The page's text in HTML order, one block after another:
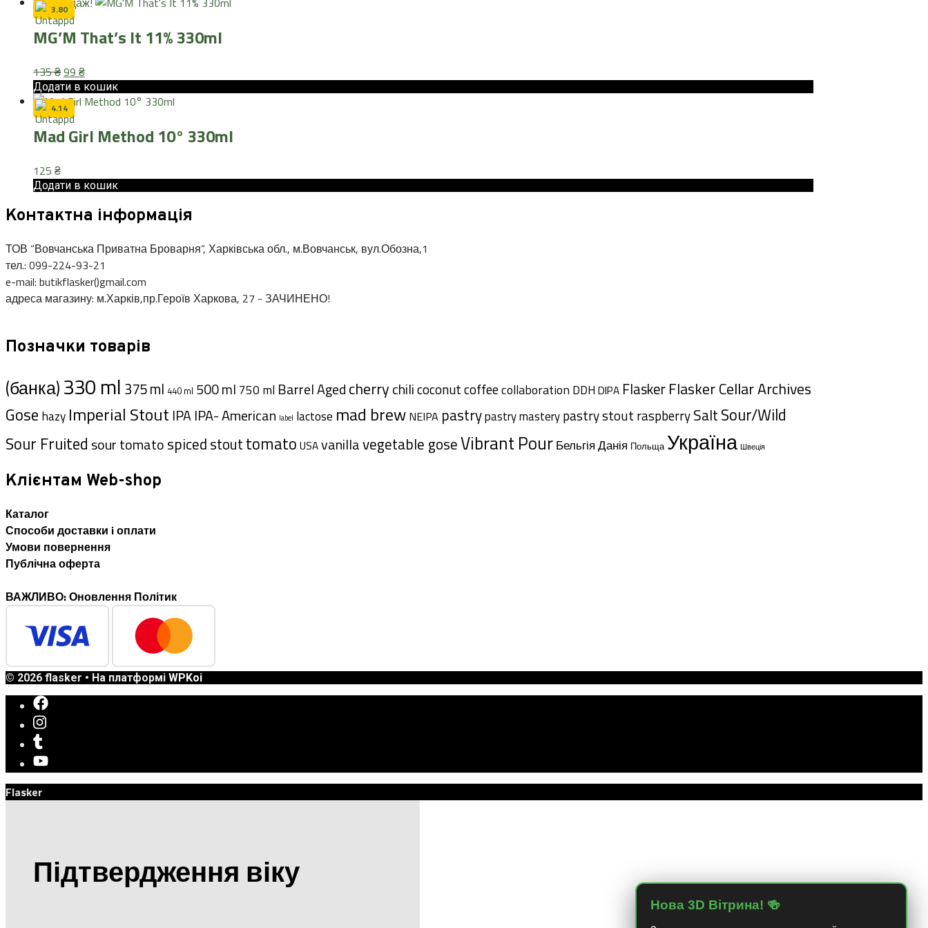
149 ₴.135 ₴.
3.80
MG’M That’s It 11% 330ml
135₴Оригінальна
ціна:
135 ₴.
99 ₴Поточна
ціна:
99 ₴.
Додати в кошик
4.14
Mad Girl Method 10° 330ml
125 ₴
Додати в кошик
Контактна інформація
ТОВ “Вовчанська Приватна Броварня”, Харківська обл., м.Вовчанськ, вул.Обозна,1
тел.: 099-224-93-21
e-mail: butikflasker()gmail.com
адреса магазину: м.Харків,пр.Героїв Харкова, 27 - ЗАЧИНЕНО!
Позначки товарів
(банка)330 ml 375 ml 440 ml 500 ml 750 ml Barrel Agedcherrychilicoconutcoffeecollaboration DDH DIPA FlaskerFlasker Cellar Archives
Gose hazy Imperial Stout IPA IPA- American label lactose mad brew NEIPA pastrypastry masterypastry stout raspberrySaltSour/Wild
Sour Fruited sour tomatospicedstouttomato USAvanillavegetable goseVibrant PourБельгіяДанія Польща Україна Швеція
Клієнтам Web-shop
Каталог
Способи доставки i оплати
Умови повернення
Публічна оферта
ВАЖЛИВО: Оновлення Політик
© 2026 flasker • На платформі WPKoi
Flasker
Нова 3D Вітрина! 🍻
Підтвердження віку